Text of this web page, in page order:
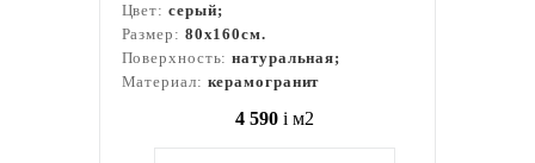
Цвет: серый;
Размер: 80x160см.
Поверхность:натуральная;
Материал: керамогранит
4 590 i м2